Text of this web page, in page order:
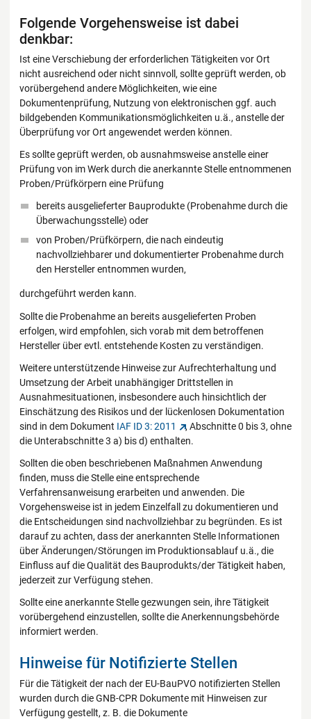
Folgende Vorgehensweise ist dabei
denkbar:
Ist eine Verschiebung der erforderlichen Tätigkeiten vor Ort
nicht ausreichend oder nicht sinnvoll, sollte geprüft werden, ob
vorübergehend andere Möglichkeiten, wie eine
Dokumentenprüfung, Nutzung von elektronischen ggf. auch
bildgebenden Kommunikationsmöglichkeiten u.ä., anstelle der
Überprüfung vor Ort angewendet werden können.
Es sollte geprüft werden, ob ausnahmsweise anstelle einer
Prüfung von im Werk durch die anerkannte Stelle entnommenen
Proben/Prüfkörpern eine Prüfung
bereits ausgelieferter Bauprodukte (Probenahme durch die
Überwachungsstelle) oder
von Proben/Prüfkörpern, die nach eindeutig
nachvollziehbarer und dokumentierter Probenahme durch
den Hersteller entnommen wurden,
durchgeführt werden kann.
Sollte die Probenahme an bereits ausgelieferten Proben
erfolgen, wird empfohlen, sich vorab mit dem betroffenen
Hersteller über evtl. entstehende Kosten zu verständigen.
Weitere unterstützende Hinweise zur Aufrechterhaltung und
Umsetzung der Arbeit unabhängiger Drittstellen in
Ausnahmesituationen, insbesondere auch hinsichtlich der
Einschätzung des Risikos und der lückenlosen Dokumentation
sind in dem Dokument IAF ID 3: 2011
, Abschnitte 0 bis 3, ohne
die Unterabschnitte 3 a) bis d) enthalten.
Sollten die oben beschriebenen Maßnahmen Anwendung
finden, muss die Stelle eine entsprechende
Verfahrensanweisung erarbeiten und anwenden. Die
Vorgehensweise ist in jedem Einzelfall zu dokumentieren und
die Entscheidungen sind nachvollziehbar zu begründen. Es ist
darauf zu achten, dass der anerkannten Stelle Informationen
über Änderungen/Störungen im Produktionsablauf u.ä., die
Einfluss auf die Qualität des Bauprodukts/der Tätigkeit haben,
jederzeit zur Verfügung stehen.
Sollte eine anerkannte Stelle gezwungen sein, ihre Tätigkeit
vorübergehend einzustellen, sollte die Anerkennungsbehörde
informiert werden.
Hinweise für Notifizierte Stellen
Für die Tätigkeit der nach der EU-BauPVO notifizierten Stellen
wurden durch die GNB-CPR Dokumente mit Hinweisen zur
Verfügung gestellt, z. B. die Dokumente